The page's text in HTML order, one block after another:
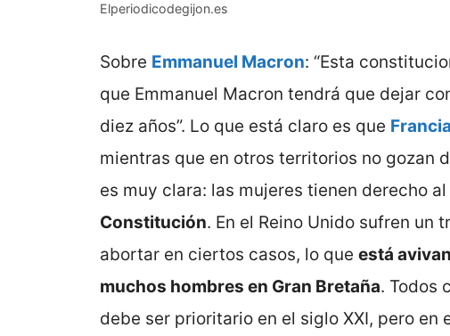
Elperiodicodegijon.es
Sobre Emmanuel Macron: “Esta
que Emmanuel Macron tendrá que dejar
diez años”. Lo que está claro es que Francia
mientras que en otros territorios no gozan
es muy clara: las mujeres tienen derecho
Constitución. En el Reino Unido sufren un
abortar en ciertos casos, lo que está
muchos hombres en Gran Bretaña. Todos
debe ser prioritario en el siglo XXI, pero en